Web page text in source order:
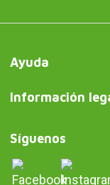
Ayuda
Información
Síguenos